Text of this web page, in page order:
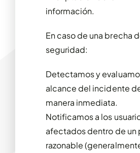
información.
En caso de una brecha
seguridad:
Detectamos y
alcance del incidente
manera inmediata.
Notificamos a los
afectados dentro de un
razonable